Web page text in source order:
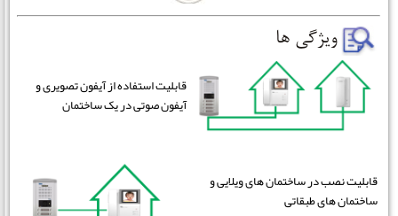
قابلیت استفاده از آیفون تصویری و
آیفون صوتی در یک ساختمان
قابلیت نصب در ساختمان های ویلایی و
ساختمان های طبقاتی